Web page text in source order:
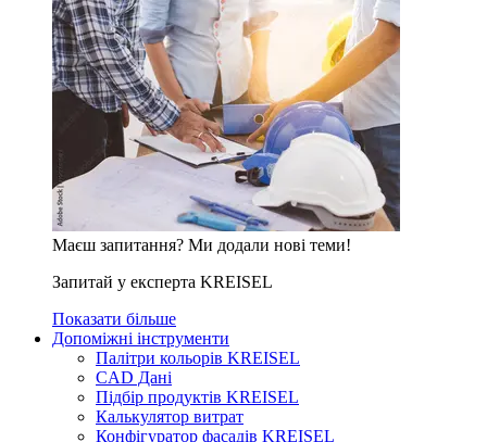
Маєш запитання? Ми додали нові теми!
Запитай у експерта KREISEL
Показати більше
Допоміжні інструменти
Палітри кольорів KREISEL
CAD Дані
Підбір продуктів KREISEL
Калькулятор витрат
Конфігуратор фасадів KREISEL